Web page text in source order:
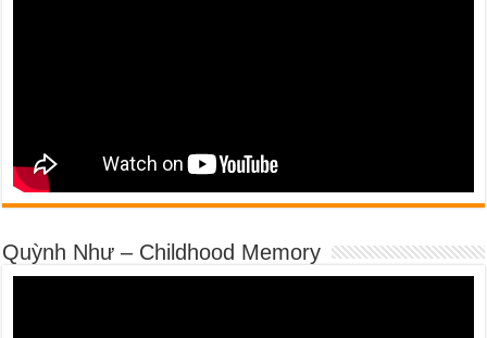
Quỳnh Như – Childhood Memory